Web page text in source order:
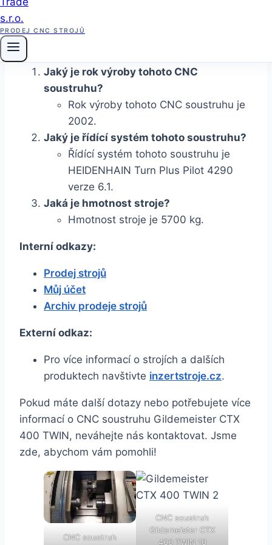
PRODEJ CNC STROJŮ
efektivitu.
Jaký je rok výroby tohoto CNC
soustruhu?
Rok výroby tohoto CNC soustruhu je
2002.
Jaký je řídící systém tohoto soustruhu?
Řídící systém tohoto soustruhu je
HEIDENHAIN Turn Plus Pilot 4290
verze 6.1.
Jaká je hmotnost stroje?
Hmotnost stroje je 5700 kg.
Interní odkazy:
Prodej strojů
Můj účet
Archiv prodeje strojů
Externí odkaz:
Pro více informací o strojích a dalších
produktech navštivte inzertstroje.cz.
Pokud máte další dotazy nebo potřebujete více
informací o CNC soustruhu Gildemeister CTX
400 TWIN, neváhejte nás kontaktovat. Jsme
zde, abychom vám pomohli!
CNC soustruh
CNC soustruh
Gildemeister CTX
400 TWIN 10